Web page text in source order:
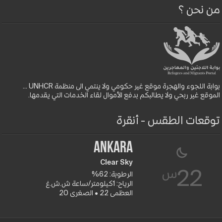
من نحن ؟
بوابة اللجوء والهجرة موقع غير حكومي ولا ينتمي الى منظمة UNHCR ...
الموقع غير ربحي ولا يطالبكم بدفع الأموال لقاء الخدمات التي يقدمها.
توقعات الطقس - أنقرة
22س
Ankara
Clear Sky
الرطوبة: 62%
الرياح: 1كيلومتر/ساعة ش.ش.غ
العظمى 22 • الصغرى 20